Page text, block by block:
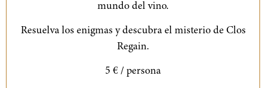
mundo del vino.
Resuelva los enigmas y descubra el misterio de Clos
Regain.
5 € / persona